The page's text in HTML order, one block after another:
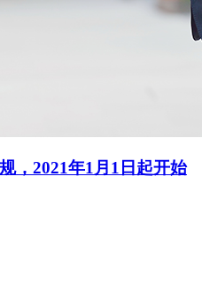
，2021年1月1日起开始